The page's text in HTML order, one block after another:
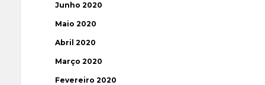
Junho 2020
Maio 2020
Abril 2020
Março 2020
Fevereiro 2020